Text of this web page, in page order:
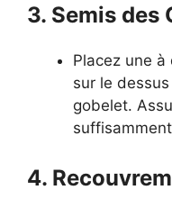
3. Semis des
Placez une
sur le
gobelet.
4.